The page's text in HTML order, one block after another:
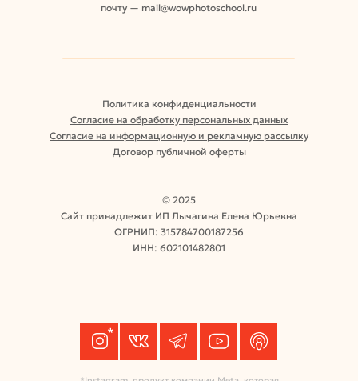
почту — mail@wowphotoschool.ru
Политика конфиденциальности
Согласие на обработку персональных данных
Согласие на информационную и рекламную рассылку
Договор публичной оферты
© 2025
Сайт принадлежит ИП Лычагина Елена Юрьевна
ОГРНИП: 315784700187256
ИНН: 602101482801
*